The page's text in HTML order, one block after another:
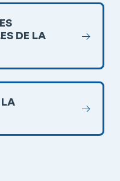
DE LA
LA